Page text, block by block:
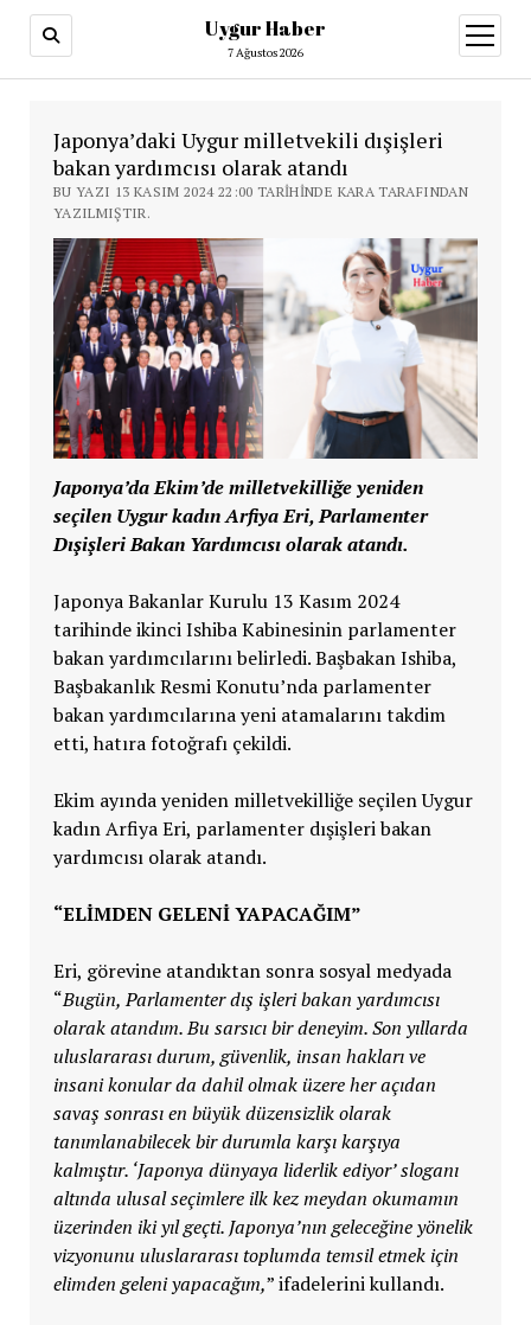
Uygur Haber
7 Ağustos 2026
aç
Japonya’daki Uygur milletvekili dışişleri
bakan yardımcısı olarak atandı
BU YAZI 13 KASIM 2024 22:00 TARIHINDE KARA TARAFINDAN
YAZILMIŞTIR.
Japonya’da Ekim’de milletvekilliğe yeniden
seçilen Uygur kadın Arfiya Eri, Parlamenter
Dışişleri Bakan Yardımcısı olarak atandı.
Japonya Bakanlar Kurulu 13 Kasım 2024
tarihinde ikinci Ishiba Kabinesinin parlamenter
bakan yardımcılarını belirledi. Başbakan Ishiba,
Başbakanlık Resmi Konutu’nda parlamenter
bakan yardımcılarına yeni atamalarını takdim
etti, hatıra fotoğrafı çekildi.
Ekim ayında yeniden milletvekilliğe seçilen Uygur
kadın Arfiya Eri, parlamenter dışişleri bakan
yardımcısı olarak atandı.
“ELİMDEN GELENİ YAPACAĞIM”
Eri, görevine atandıktan sonra sosyal medyada
“Bugün, Parlamenter dış işleri bakan yardımcısı
olarak atandım. Bu sarsıcı bir deneyim. Son yıllarda
uluslararası durum, güvenlik, insan hakları ve
insani konular da dahil olmak üzere her açıdan
savaş sonrası en büyük düzensizlik olarak
tanımlanabilecek bir durumla karşı karşıya
kalmıştır. ‘Japonya dünyaya liderlik ediyor’ sloganı
altında ulusal seçimlere ilk kez meydan okumamın
üzerinden iki yıl geçti. Japonya’nın geleceğine yönelik
vizyonunu uluslararası toplumda temsil etmek için
elimden geleni yapacağım,” ifadelerini kullandı.